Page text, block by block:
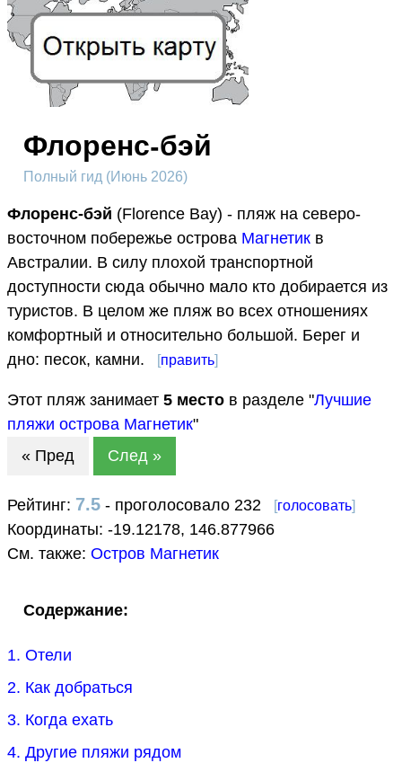
Флоренс-бэй
Полный гид (Июнь 2026)
Флоренс-бэй (Florence Bay) - пляж на северо-
восточном побережье острова Магнетик в
Австралии. В силу плохой транспортной
доступности сюда обычно мало кто добирается из
туристов. В целом же пляж во всех отношениях
комфортный и относительно большой. Берег и
дно: песок, камни.
[править]
Этот пляж занимает 5 место в разделе "Лучшие
пляжи острова Магнетик"
« Пред
След »
Рейтинг: 7.5 - проголосовало 232 [голосовать]
Координаты: -19.12178, 146.877966
См. также: Остров Магнетик
Содержание:
1. Отели
2. Как добраться
3. Когда ехать
4. Другие пляжи рядом